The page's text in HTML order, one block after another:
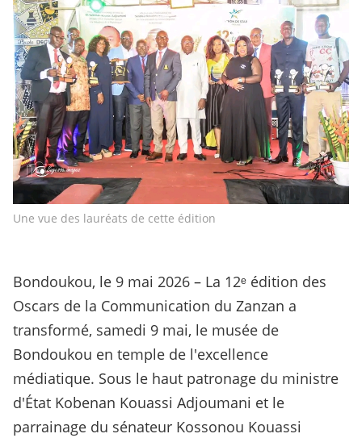
Une vue des lauréats de cette édition
Bondoukou, le 9 mai 2026 – La 12ᵉ édition des
Oscars de la Communication du Zanzan a
transformé, samedi 9 mai, le musée de
Bondoukou en temple de l'excellence
médiatique. Sous le haut patronage du ministre
d'État Kobenan Kouassi Adjoumani et le
parrainage du sénateur Kossonou Kouassi